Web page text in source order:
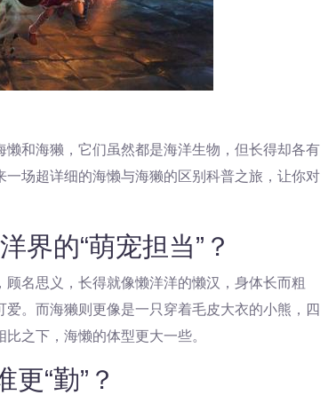
和海獭，它们虽然都是海洋生物，但长得却各有
场超详细的海懒与海獭的区别科普之旅，让你对
界的“萌宠担当”？
名思义，长得就像懒洋洋的懒汉，身体长而粗
。而海獭则更像是一只穿着毛皮大衣的小熊，四
之下，海懒的体型更大一些。
“勤”？